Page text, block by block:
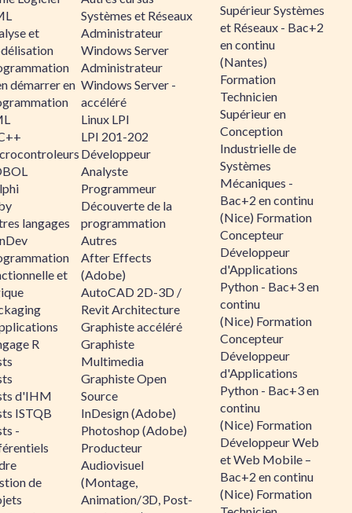
et
démarrer en
langages
et
R
d'IHM
ISTQB
-
de
Systèmes et Réseaux
Administrateur
Windows Server
Administrateur
Windows Server -
accéléré
Linux LPI
LPI 201-202
Développeur
Analyste
Programmeur
Découverte de la
programmation
Autres
After Effects
(Adobe)
AutoCAD 2D-3D /
Revit Architecture
Graphiste accéléré
Graphiste
Multimedia
Graphiste Open
Source
InDesign (Adobe)
Photoshop (Adobe)
Producteur
Audiovisuel
(Montage,
Animation/3D, Post-
Supérieur Systèmes
et Réseaux - Bac+2
en continu
(Nantes)
Formation
Technicien
Supérieur en
Conception
Industrielle de
Systèmes
Mécaniques -
Bac+2 en continu
(Nice) Formation
Concepteur
Développeur
d'Applications
Python - Bac+3 en
continu
(Nice) Formation
Concepteur
Développeur
d'Applications
Python - Bac+3 en
continu
(Nice) Formation
Développeur Web
et Web Mobile –
Bac+2 en continu
(Nice) Formation